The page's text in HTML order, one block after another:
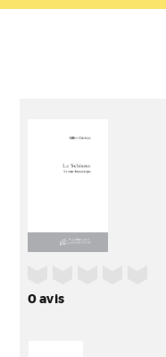
0avis